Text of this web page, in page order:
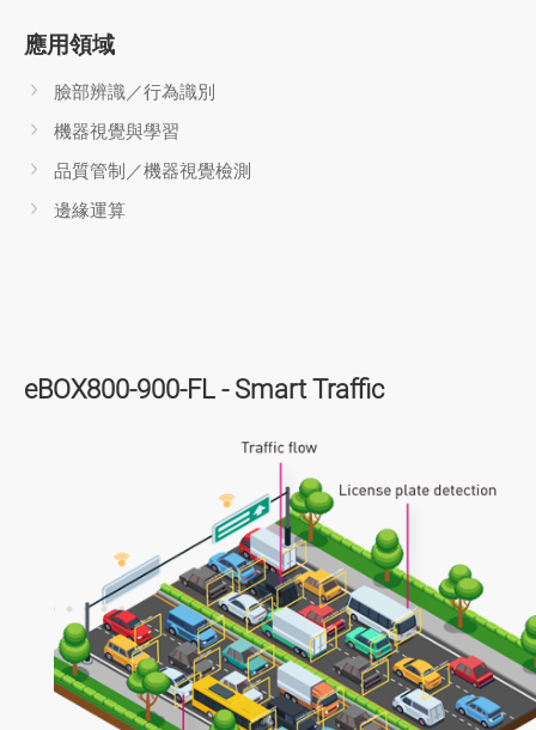
應用領域
臉部辨識／行為識別
機器視覺與學習
品質管制／機器視覺檢測
邊緣運算
eBOX800-900-FL - Smart Traffic